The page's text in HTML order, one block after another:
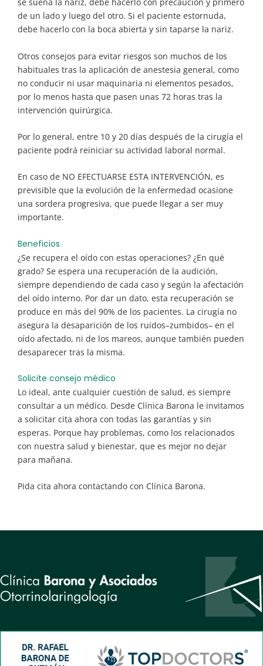
de un lado y luego del otro. Si el paciente estornuda,
debe hacerlo con la boca abierta y sin taparse la nariz.
Otros consejos para evitar riesgos son muchos de los
habituales tras la aplicación de anestesia general, como
no conducir ni usar maquinaria ni elementos pesados,
por lo menos hasta que pasen unas 72 horas tras la
intervención quirúrgica.
Por lo general, entre 10 y 20 días después de la cirugía el
paciente podrá reiniciar su actividad laboral normal.
En caso de NO EFECTUARSE ESTA INTERVENCIÓN, es
previsible que la evolución de la enfermedad ocasione
una sordera progresiva, que puede llegar a ser muy
importante.
Beneficios
¿Se recupera el oído con estas operaciones? ¿En qué
grado? Se espera una recuperación de la audición,
siempre dependiendo de cada caso y según la afectación
del oído interno. Por dar un dato, esta recuperación se
produce en más del 90% de los pacientes. La cirugía no
asegura la desaparición de los ruidos–zumbidos– en el
oído afectado, ni de los mareos, aunque también pueden
desaparecer tras la misma.
Solicite consejo médico
Lo ideal, ante cualquier cuestión de salud, es siempre
consultar a un médico. Desde Clínica Barona le invitamos
a solicitar cita ahora con todas las garantías y sin
esperas. Porque hay problemas, como los relacionados
con nuestra salud y bienestar, que es mejor no dejar
para mañana.
Pida cita ahora contactando con Clínica Barona.